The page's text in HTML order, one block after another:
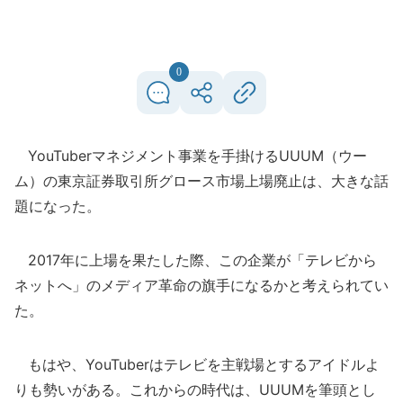
0
YouTuberマネジメント事業を手掛けるUUUM（ウー
ム）の東京証券取引所グロース市場上場廃止は、大きな話
題になった。
2017年に上場を果たした際、この企業が「テレビから
ネットへ」のメディア革命の旗手になるかと考えられてい
た。
もはや、YouTuberはテレビを主戦場とするアイドルよ
りも勢いがある。これからの時代は、UUUMを筆頭とし